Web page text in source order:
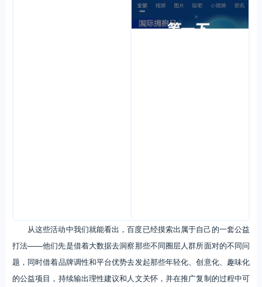
从这些活动中我们就能看出，百度已经摸索出属于自己的一套公益
打法——他们先是借着大数据去洞察那些不同圈层人群所面对的不同问
题，同时借着品牌调性和平台优势去发起那些年轻化、创意化、趣味化
的公益项目，持续输出理性建议和人文关怀，并在推广复制的过程中可